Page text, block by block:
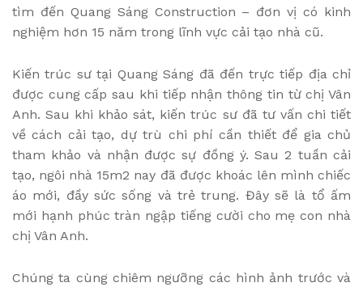
tìm đến Quang Sáng Construction – đơn vị có kinh
nghiệm hơn 15 năm trong lĩnh vực cải tạo nhà cũ.
Kiến trúc sư tại Quang Sáng đã đến trực tiếp địa chỉ
được cung cấp sau khi tiếp nhận thông tin từ chị Vân
Anh. Sau khi khảo sát, kiến trúc sư đã tư vấn chi tiết
về cách cải tạo, dự trù chi phí cần thiết để gia chủ
tham khảo và nhận được sự đồng ý. Sau 2 tuần cải
tạo, ngôi nhà 15m2 nay đã được khoác lên mình chiếc
áo mới, đầy sức sống và trẻ trung. Đây sẽ là tổ ấm
mới hạnh phúc tràn ngập tiếng cười cho mẹ con nhà
chị Vân Anh.
Chúng ta cùng chiêm ngưỡng các hình ảnh trước và